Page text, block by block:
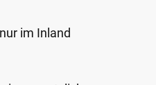
im Inland